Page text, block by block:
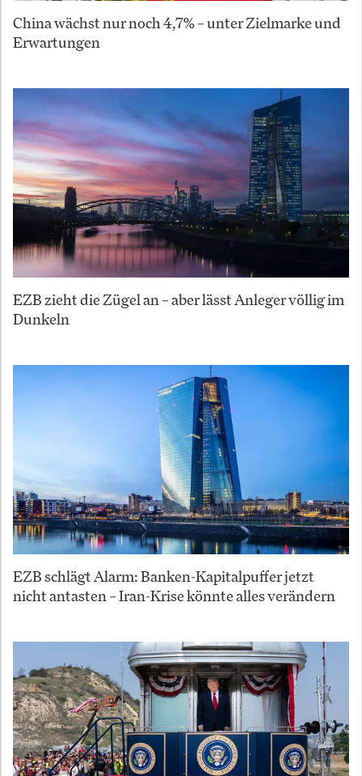
China wächst nur noch 4,7% – unter Zielmarke und
Erwartungen
EZB zieht die Zügel an – aber lässt Anleger völlig im
Dunkeln
EZB schlägt Alarm: Banken-Kapitalpuffer jetzt
nicht antasten – Iran-Krise könnte alles verändern